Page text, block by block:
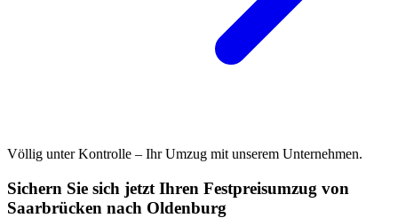
Völlig unter Kontrolle – Ihr Umzug mit unserem Unternehmen.
Sichern Sie sich jetzt Ihren Festpreisumzug von
Saarbrücken nach Oldenburg